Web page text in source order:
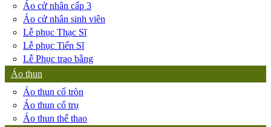
Áo cử nhân cấp 3
Áo cử nhân sinh viên
Lễ phục Thạc Sĩ
Lễ phục Tiến Sĩ
Lễ Phục trao bằng
Áo thun
Áo thun cổ tròn
Áo thun cổ trụ
Áo thun thể thao